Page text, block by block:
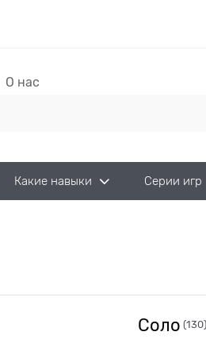
О нас
Какие навыки Серии игр
Соло (130)